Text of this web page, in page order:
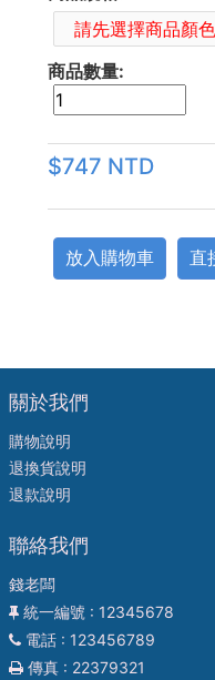
請先選擇商品顏色
商品數量:
$747 NTD
放入購物車 直
關於我們
購物說明
退換貨說明
退款說明
聯絡我們
錢老闆
統一編號 : 12345678
電話: 123456789
傳真: 22379321